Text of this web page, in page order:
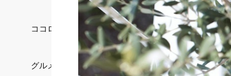
ココロ/カラダ
グルメ